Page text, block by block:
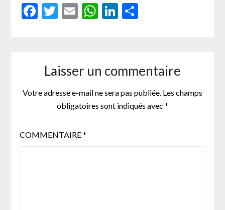
Facebook
Twitter
EmailWhatsApp
LinkedIn
Partager
Laisser un commentaire
Votre adresse e-mail ne sera pas publiée. Les champs
obligatoires sont indiqués avec *
COMMENTAIRE*